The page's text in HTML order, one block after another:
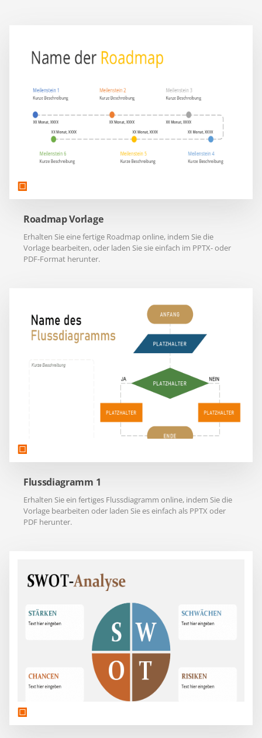
Roadmap Vorlage
Erhalten Sie eine fertige Roadmap online, indem Sie die
Vorlage bearbeiten, oder laden Sie sie einfach im PPTX- oder
PDF-Format herunter.
Flussdiagramm 1
Erhalten Sie ein fertiges Flussdiagramm online, indem Sie die
Vorlage bearbeiten oder laden Sie es einfach als PPTX oder
PDF herunter.